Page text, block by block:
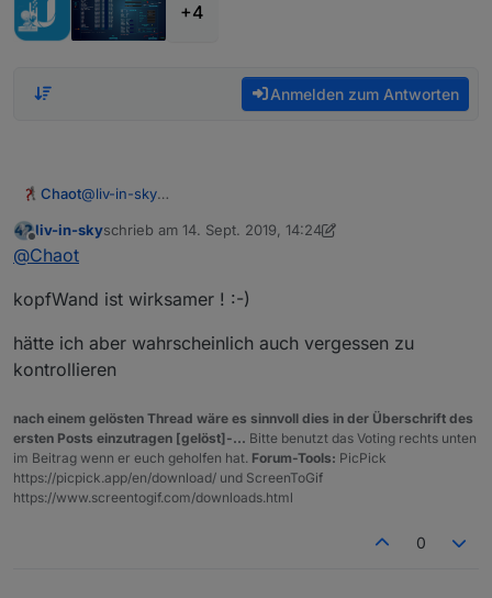
+4
Anmelden zum Antworten
Chaot@liv-in-sky
Ich habe versucht den Namen der Site zu ändern. Dabei
Offline
liv-in-skyschrieb am 14. Sept. 2019, 14:24
zuletzt editiert von liv-in-sky
@Chaot
kopfWand ist wirksamer ! :-)
hätte ich aber wahrscheinlich auch vergessen zu
kontrollieren
nach einem gelösten Thread wäre es sinnvoll dies in der Überschrift des
ersten Posts einzutragen [gelöst]-... Bitte benutzt das Voting rechts unten
im Beitrag wenn er euch geholfen hat. Forum-Tools: PicPick
https://picpick.app/en/download/ und ScreenToGif
https://www.screentogif.com/downloads.html
0